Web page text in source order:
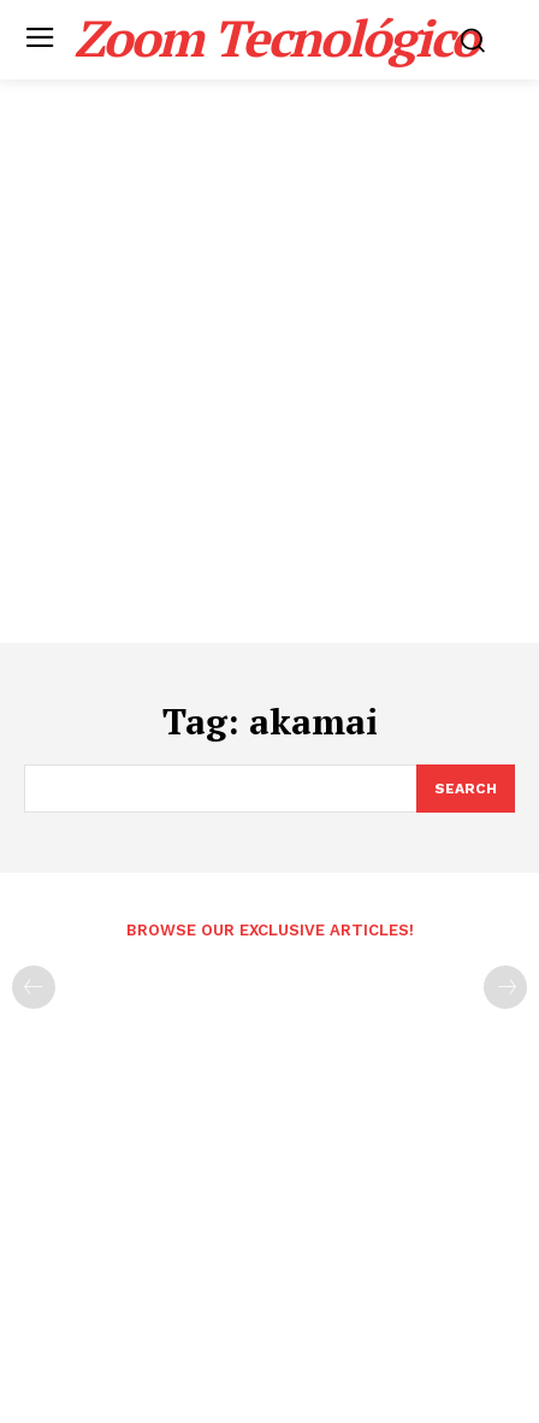
Zoom Tecnológico
Tag: akamai
SEARCH
BROWSE OUR EXCLUSIVE ARTICLES!